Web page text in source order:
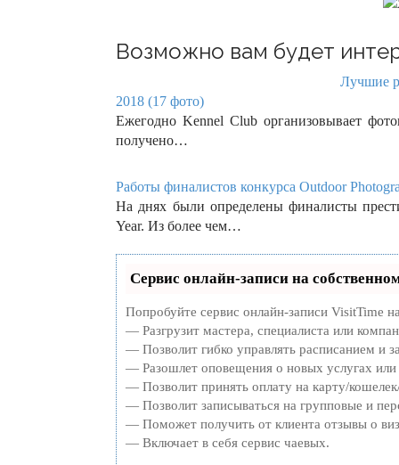
Возможно вам будет
Лучшие
2018 (17 фото)
Ежегодно Kennel Club организовывает
получено…
Работы финалистов конкурса Outdoor
На днях были определены финалисты
Year. Из более чем…
Сервис онлайн-записи на
Попробуйте сервис онлайн-записи VisitTime
— Разгрузит мастера, специалиста или
— Позволит гибко управлять расписанием и
— Разошлет оповещения о новых услугах или
— Позволит принять оплату на карту/
— Позволит записываться на групповые и
— Поможет получить от клиента отзывы о
— Включает в себя сервис чаевых.